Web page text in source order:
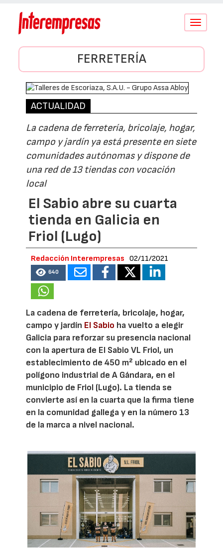
Conmutar
FERRETERÍA
ACTUALIDAD
La cadena de ferretería, bricolaje, hogar,
campo y jardín ya está presente en siete
comunidades autónomas y dispone de
una red de 13 tiendas con vocación
local
El Sabio abre su cuarta
tienda en Galicia en
Friol (Lugo)
Redacción Interempresas 02/11/2021
640
La cadena de ferretería, bricolaje, hogar,
campo y jardín El Sabio ha vuelto a elegir
Galicia para reforzar su presencia nacional
con la apertura de El Sabio VL Friol, un
establecimiento de 450 m² ubicado en el
polígono industrial de A Gándara, en el
municipio de Friol (Lugo). La tienda se
convierte así en la cuarta que la firma tiene
en la comunidad gallega y en la número 13
de la marca a nivel nacional.